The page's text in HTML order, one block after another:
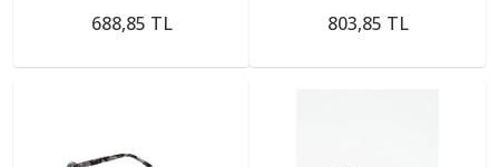
688,85 TL 803,85 TL